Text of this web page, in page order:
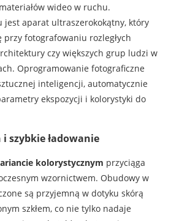
wideo w ruchu.
jest aparat ultraszerokokątny, który
fotografowaniu rozległych
czy większych grup ludzi w
Oprogramowanie fotograficzne
inteligencji, automatycznie
ekspozycji i kolorystyki do
szybkie ładowanie
kolorystycznym przyciąga
wzornictwem. Obudowy w
są przyjemną w dotyku skórą
szkłem, co nie tylko nadaje